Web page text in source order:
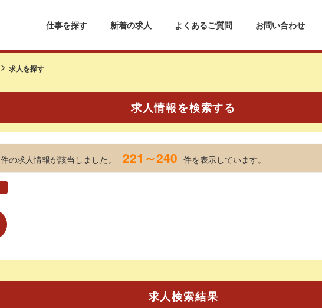
仕事を探す 新着の求人 よくあるご質問 お問い合わせ
求人を探す
求人情報を検索する
件の求人情報が該当しました。 221～240 件を表示しています。
求人検索結果